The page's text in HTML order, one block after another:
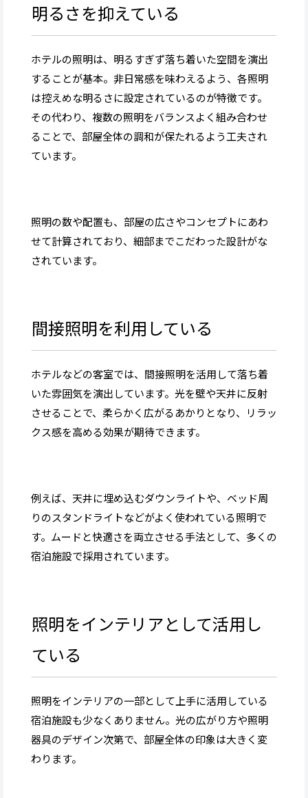
明るさを抑えている
ホテルの照明は、明るすぎず落ち着いた空間を演出
することが基本。非日常感を味わえるよう、各照明
は控えめな明るさに設定されているのが特徴です。
その代わり、複数の照明をバランスよく組み合わせ
ることで、部屋全体の調和が保たれるよう工夫され
ています。
照明の数や配置も、部屋の広さやコンセプトにあわ
せて計算されており、細部までこだわった設計がな
されています。
間接照明を利用している
ホテルなどの客室では、間接照明を活用して落ち着
いた雰囲気を演出しています。光を壁や天井に反射
させることで、柔らかく広がるあかりとなり、リラッ
クス感を高める効果が期待できます。
例えば、天井に埋め込むダウンライトや、ベッド周
りのスタンドライトなどがよく使われている照明で
す。ムードと快適さを両立させる手法として、多くの
宿泊施設で採用されています。
照明をインテリアとして活用し
ている
照明をインテリアの一部として上手に活用している
宿泊施設も少なくありません。光の広がり方や照明
器具のデザイン次第で、部屋全体の印象は大きく変
わります。